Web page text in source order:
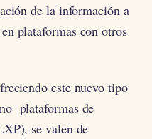
de la información a
plataformas con otros
este nuevo tipo
plataformas de
se valen de